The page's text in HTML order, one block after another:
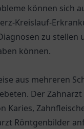
können sich
Kreislauf-
zu stellen
können.
aus mehreren
Der
Karies,
Röntgenbilder